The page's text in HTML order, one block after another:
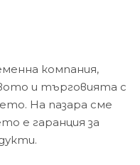
компания,
и търговията с
На пазара сме
е гаранция за